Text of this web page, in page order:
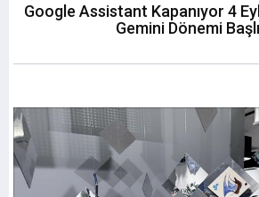
Google Assistant Kapanıyor 4
Gemini Dönemi